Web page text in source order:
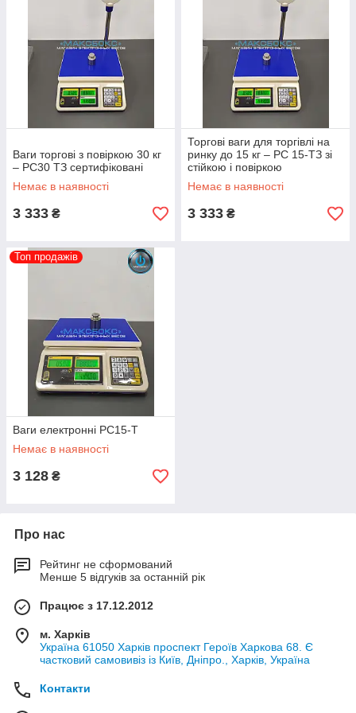
Ваги торгові з повіркою 30 кг
– PC30 ТЗ сертифіковані
Немає в наявності
3 333 ₴
Торгові ваги для торгівлі на
ринку до 15 кг – РС 15-ТЗ зі
стійкою і повіркою
Немає в наявності
3 333 ₴
Топ продажів
Ваги електронні РС15-Т
Немає в наявності
3 128 ₴
Про нас
Рейтинг не сформований
Менше 5 відгуків за останній рік
Працює з 17.12.2012
м. Харків
Україна 61050 Харків проспект Героїв Харкова 68. Є
частковий самовивіз із Київ, Дніпро., Харків, Україна
Контакти